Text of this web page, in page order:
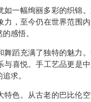
如一幅绚丽多彩的织锦
力，至今仍在世界范围
感悟。
舞蹈充满了独特的魅力
与喜悦。手工艺品更是
求。
特色。从古老的巴比伦